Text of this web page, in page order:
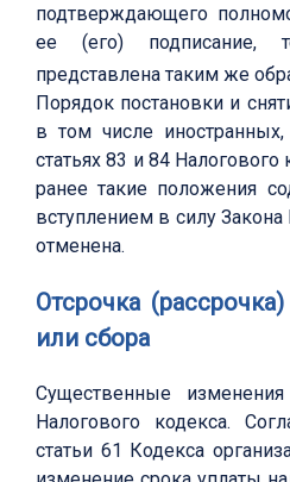
подтверждающего
ее (его) подписание,
представлена таким же
Порядок постановки и
в том числе
статьях 83 и 84
ранее такие положения
вступлением в силу
отменена.
Отсрочка
или сбора
Существенные
Налогового кодекса.
статьи 61 Кодекса